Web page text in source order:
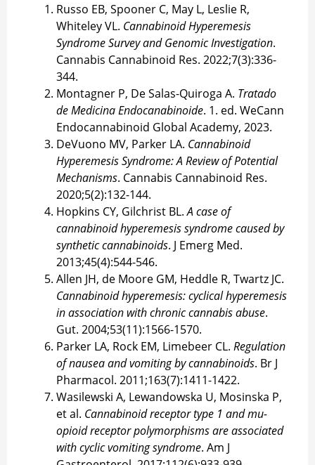
Russo EB, Spooner C, May L, Leslie R,
Whiteley VL. Cannabinoid Hyperemesis
Syndrome Survey and Genomic Investigation.
Cannabis Cannabinoid Res. 2022;7(3):336-
344.
Montagner P, De Salas-Quiroga A. Tratado
de Medicina Endocanabinoide. 1. ed. WeCann
Endocannabinoid Global Academy, 2023.
DeVuono MV, Parker LA. Cannabinoid
Hyperemesis Syndrome: A Review of Potential
Mechanisms. Cannabis Cannabinoid Res.
2020;5(2):132-144.
Hopkins CY, Gilchrist BL.A case of
cannabinoid hyperemesis syndrome caused by
synthetic cannabinoids. J Emerg Med.
2013;45(4):544-546.
Allen JH, de Moore GM, Heddle R, Twartz JC.
Cannabinoid hyperemesis: cyclical hyperemesis
in association with chronic cannabis abuse.
Gut. 2004;53(11):1566-1570.
Parker LA, Rock EM, Limebeer CL. Regulation
of nausea and vomiting by cannabinoids. Br J
Pharmacol. 2011;163(7):1411-1422.
Wasilewski A, Lewandowska U, Mosinska P,
et al. Cannabinoid receptor type 1 and mu-
opioid receptor polymorphisms are associated
with cyclic vomiting syndrome. Am J